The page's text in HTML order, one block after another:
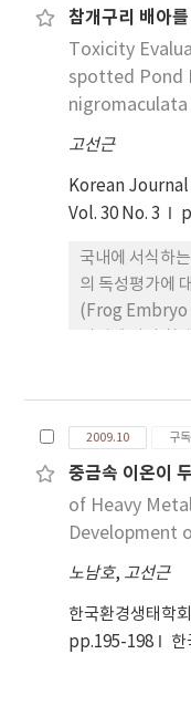
Cu2+과
타내었고
은 0.16,
Tebuconazole
아 발달에 최기
상의 결과들로
낮은 농도에서
응하였으며 다
용이하였으며
이 기존의 연구
타내어 청개구
및 환경오염물
참개구리 배아
Toxicity
spotted Pond
nigromaculata
고선근
Korean
Vol. 30 No. 3
국내에 서식하
의 독성평가에
(Frog
아를 배양하
이는 감소하고
Ni2+과
effective
12.7 mg L-1
내었다.
Ni2+의 경우
타내어 참개구
함을 알 수 있었
달에 대표적 유
2009.10 구
중금속 이온이
of Heavy
Development
노남호, 고선근
한국환경생태학
pp.195-198
한